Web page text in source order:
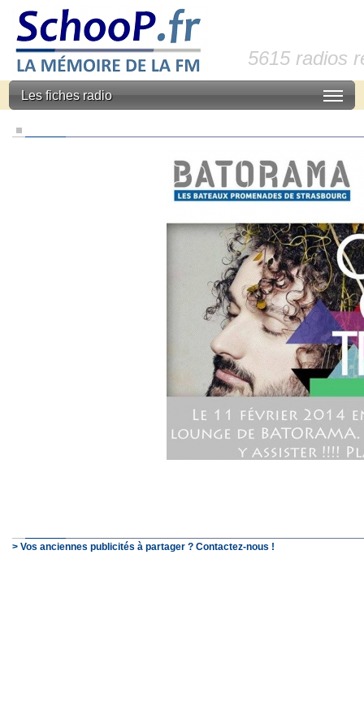
5615 radios
Les fiches radio
> Vos anciennes publicités à partager ? Contactez-nous !